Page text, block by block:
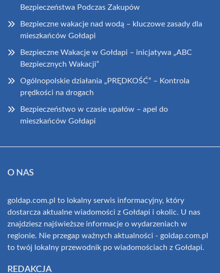
Bezpieczeństwa Podczas Zakupów
Bezpieczne wakacje nad wodą – kluczowe zasady dla
mieszkańców Gołdapi
Bezpieczne Wakacje w Gołdapi – inicjatywa „ABC
Bezpiecznych Wakacji”
Ogólnopolskie działania „PRĘDKOŚĆ” – Kontrola
prędkości na drogach
Bezpieczeństwo w czasie upałów – apel do
mieszkańców Gołdapi
O NAS
goldap.com.pl to lokalny serwis informacyjny, który
dostarcza aktualne wiadomości z Gołdapi i okolic. U nas
znajdziesz najświeższe informacje o wydarzeniach w
regionie. Nie przegap ważnych aktualności - goldap.com.pl
to twój lokalny przewodnik po wiadomościach z Gołdapi.
REDAKCJA